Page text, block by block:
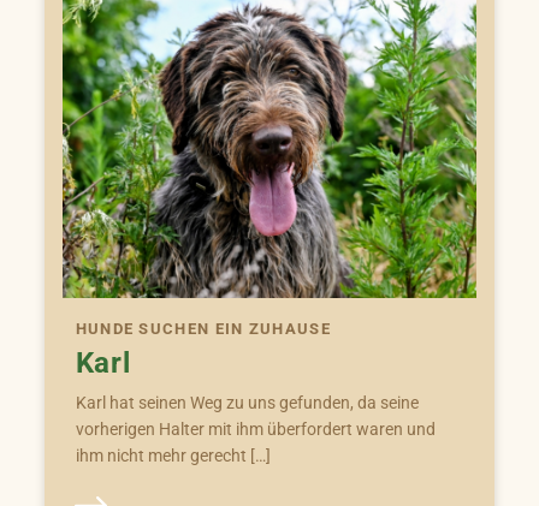
HUNDE SUCHEN EIN ZUHAUSE
Karl
Karl hat seinen Weg zu uns gefunden, da seine
vorherigen Halter mit ihm überfordert waren und
ihm nicht mehr gerecht […]